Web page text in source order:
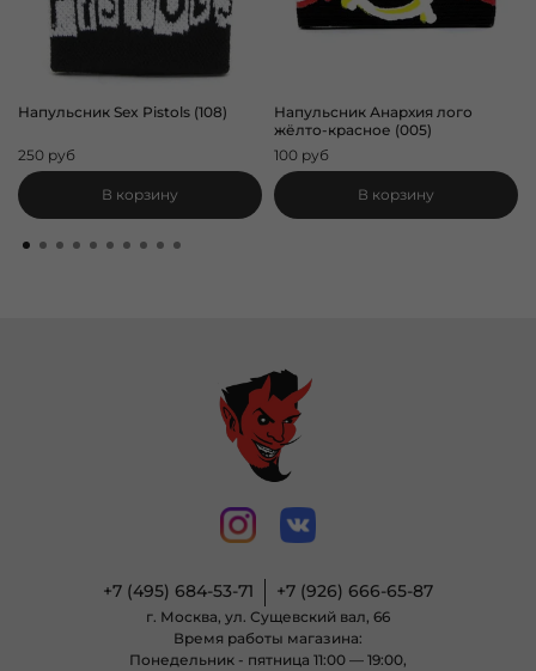
Напульсник Sex Pistols (108)
250 руб
В корзину
Напульсник Анархия лого
жёлто-красное (005)
100 руб
В корзину
+7 (495) 684-53-71 +7 (926) 666-65-87
г. Москва, ул. Сущевский вал, 66
Время работы магазина:
Понедельник - пятница 11:00 — 19:00,